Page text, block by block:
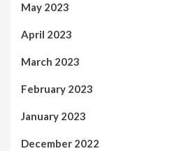
May 2023
April 2023
March 2023
February 2023
January 2023
December 2022